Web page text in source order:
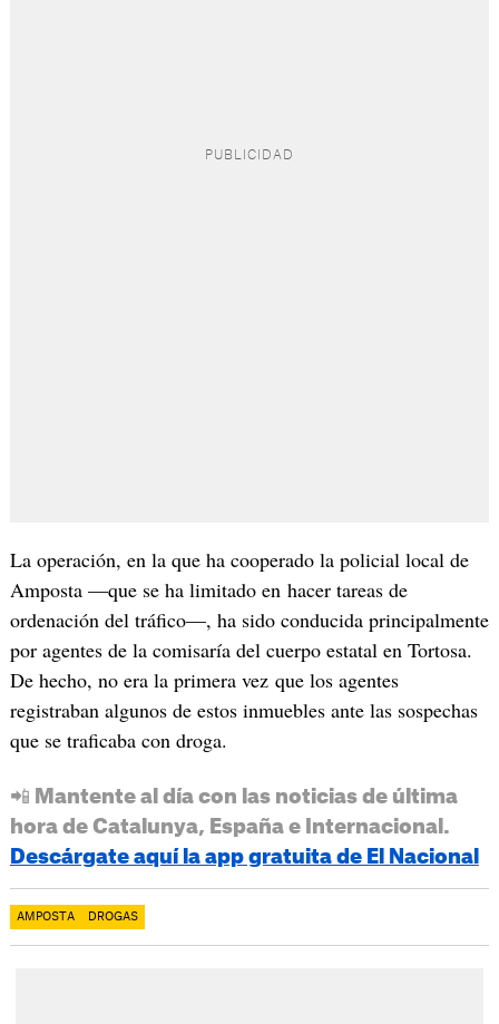
La operación, en la que ha cooperado la policial local de
Amposta —que se ha limitado en hacer tareas de
ordenación del tráfico—, ha sido conducida principalmente
por agentes de la comisaría del cuerpo estatal en Tortosa.
De hecho, no era la primera vez que los agentes
registraban algunos de estos inmuebles ante las sospechas
que se traficaba con droga.
📲 Mantente al día con las noticias de última
hora de Catalunya, España e Internacional.
Descárgate aquí la app gratuita de El Nacional
AMPOSTA DROGAS